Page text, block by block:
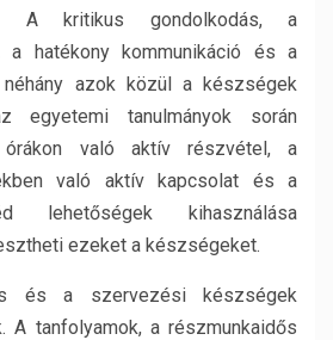
A kritikus gondolkodás, a
a hatékony kommunikáció és a
néhány azok közül a készségek
egyetemi tanulmányok során
való aktív részvétel, a
való aktív kapcsolat és a
lehetőségek kihasználása
ezeket a készségeket.
és a szervezési készségek
A tanfolyamok, a részmunkaidős